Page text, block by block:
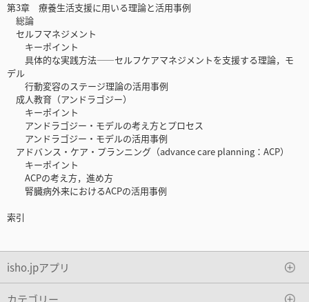
第3章 療養生活支援に用いる理論と活用事例
総論
セルフマネジメント
キーポイント
具体的な実践方法――セルフケアマネジメントを支援する理論，モ
デル
行動変容のステージ理論の活用事例
成人教育（アンドラゴジー）
キーポイント
アンドラゴジー・モデルの考え方とプロセス
アンドラゴジー・モデルの活用事例
アドバンス・ケア・プランニング（advance care planning：ACP）
キーポイント
ACPの考え方，進め方
腎臓病外来におけるACPの活用事例
索引
isho.jpアプリ
カテゴリー